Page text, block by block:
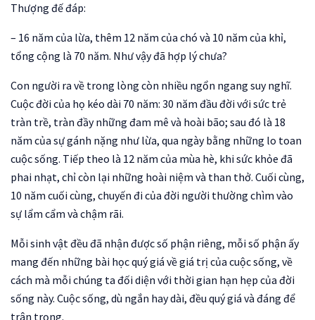
Thượng đế đáp:
– 16 năm của lừa, thêm 12 năm của chó và 10 năm của khỉ,
tổng cộng là 70 năm. Như vậy đã hợp lý chưa?
Con người ra về trong lòng còn nhiều ngổn ngang suy nghĩ.
Cuộc đời của họ kéo dài 70 năm: 30 năm đầu đời với sức trẻ
tràn trề, tràn đầy những đam mê và hoài bão; sau đó là 18
năm của sự gánh nặng như lừa, qua ngày bằng những lo toan
cuộc sống. Tiếp theo là 12 năm của mùa hè, khi sức khỏe đã
phai nhạt, chỉ còn lại những hoài niệm và than thở. Cuối cùng,
10 năm cuối cùng, chuyến đi của đời người thường chìm vào
sự lẩm cẩm và chậm rãi.
Mỗi sinh vật đều đã nhận được số phận riêng, mỗi số phận ấy
mang đến những bài học quý giá về giá trị của cuộc sống, về
cách mà mỗi chúng ta đối diện với thời gian hạn hẹp của đời
sống này. Cuộc sống, dù ngắn hay dài, đều quý giá và đáng để
trân trọng.